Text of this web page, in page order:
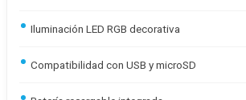
Iluminación LED RGB decorativa
Compatibilidad con USB y microSD